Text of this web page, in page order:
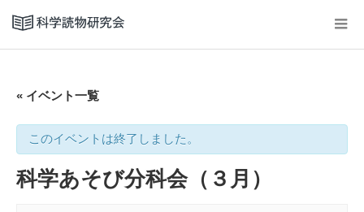
« イベント一覧
このイベントは終了しました。
科学あそび分科会（３月）